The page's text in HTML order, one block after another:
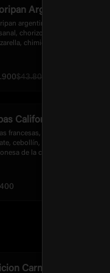
Argentino
argentino de pan ciabatta
chorizo argentino 200gr,
chimichurri, guacamole,
$43.800
Californianas
francesas, tocineta ahumada,
cebollín, queso cheddar y
de la casa.
Carne